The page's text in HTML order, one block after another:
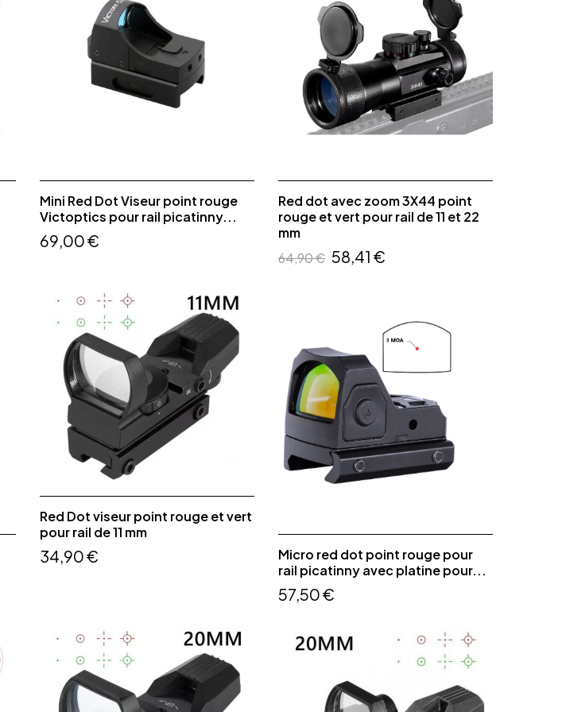
Mini Red Dot Viseur point rouge
Victoptics pour rail picatinny...
69,00 €
Red dot avec zoom 3X44 point
rouge et vert pour rail de 11 et 22
mm
64,90 € 58,41 €
Red Dot viseur point rouge et vert
pour rail de 11 mm
34,90 €
Micro red dot point rouge pour
rail picatinny avec platine pour...
57,50 €